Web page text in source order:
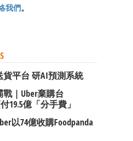
我們。
貨平台 研AI預測系統
｜Uber棄購台
19.5億「分手費」
以74億收購foodpanda